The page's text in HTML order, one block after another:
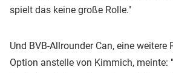
spielt das keine große Rolle."
Und BVB-Allrounder Can, eine weitere
Option anstelle von Kimmich, meinte: